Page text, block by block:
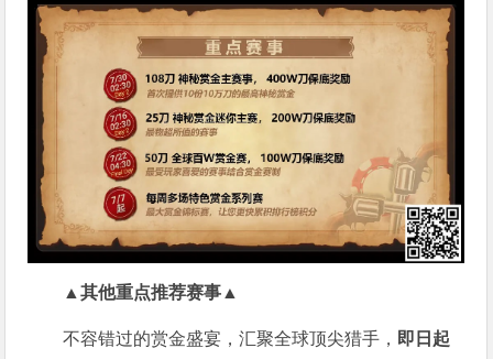
▲其他重点推荐赛事▲
不容错过的赏金盛宴，汇聚全球顶尖猎手， 即日起